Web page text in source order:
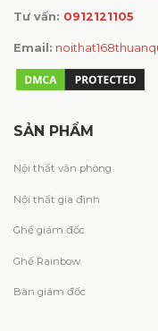
Tư vấn: 0912121105
Email:
SẢN PHẨM
Nội thất văn phòng
Nội thất gia đình
Ghế giám đốc
Ghế Rainbow
Bàn giám đốc